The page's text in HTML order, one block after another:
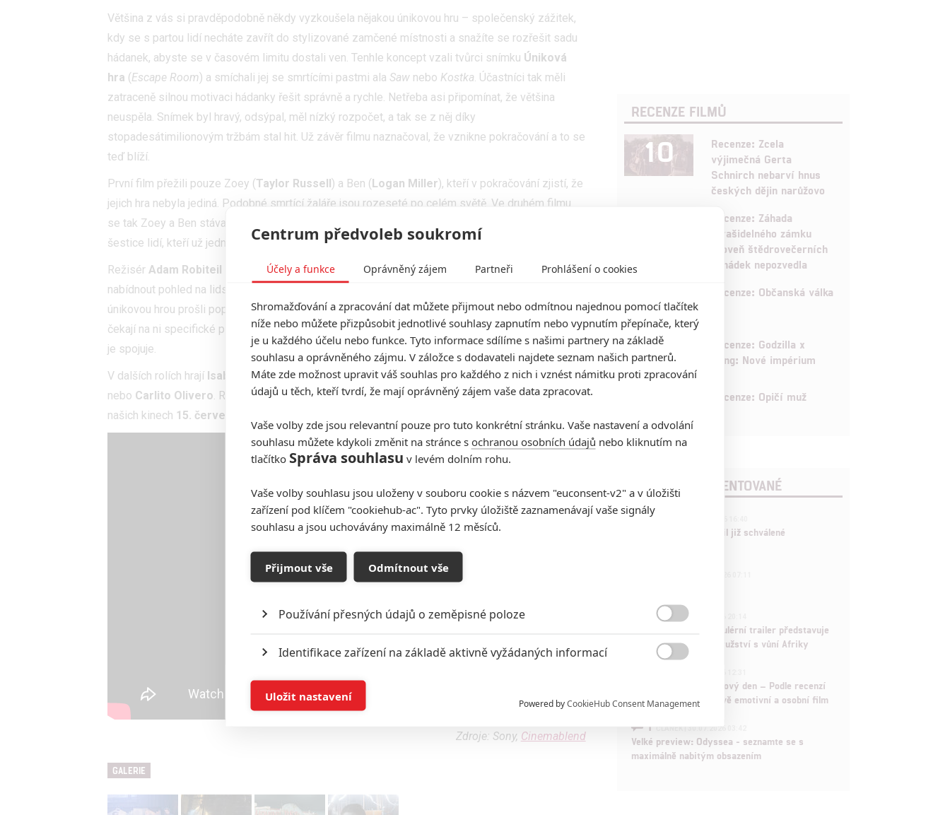
Většina z vás si pravděpodobně někdy vyzkoušela nějakou únikovou hru – společenský zážitek,
kdy se s partou lidí necháte zavřít do stylizované zamčené místnosti a snažíte se rozřešit sadu
hádanek, abyste se v časovém limitu dostali ven. Tenhle koncept vzali tvůrci snímku Úniková
hra (Escape Room) a smíchali jej se smrtícími pastmi ala Saw nebo Kostka. Účastníci tak měli
zatraceně silnou motivaci hádanky řešit správně a rychle. Netřeba asi připomínat, že většina
neuspěla. Snímek byl hravý, odsýpal, měl nízký rozpočet, a tak se z něj díky
stopadesátimilionovým tržbám stal hit. Už závěr filmu naznačoval, že vznikne pokračování a to se
teď blíží.
První film přežili pouze Zoey (Taylor Russell ) a Ben ( Logan Miller), kteří v pokračování zjistí, že
jejich hra nebyla jediná. Podobné smrtící žaláře jsou rozeseté po celém světě. Ve druhém filmu
se tak Zoey a Ben stávají účastníky „
šestice lidí, kteří už jednu zabijáckou únikovou hru přežili.
Režisér Adam Robiteil se v rozhovoru proCinemaBlendrozpovídal o tom, že se snímek snaží
nabídnout pohled na lidské trauma a ukáže nám, co se jednotliví hráči o sobě naučili, když si
únikovou hrou prošli poprvé. Každá z postav má nějaké rány na duši, každá je něčím jedinečná a
čekají na ni specifické překážky. Postupně se dozvíme, jaké si protagonisté nesou tajemství a co
je spojuje.
V dalších rolích hrají Isabelle Fuhrman ,Indya Moore,Holland Roden,Thomas Cocquerel
nebo Carlito Olivero. Režíroval opětAdam Robitel( Insidious: Poslední klíč). Snímek uvidíme v
našich kinech 15. července
Zdroje: Sony, Cinemablend
GALERIE
RECENZE FILMŮ
10
Recenze: Zcela
výjimečná Gerta
Schnirch nebarví hnus
českých dějin narůžovo
Recenze: Záhada
strašidelného zámku
úroveň štědrovečerních
pohádek nepozvedla
8 Recenze: Občanská válka
6
Recenze: Godzilla x
Kong: Nové impérium
Recenze: Opičí muž
POSLEDNÍ KOMENTOVANÉ
3
Marvel nečekaně zrušil již schválené
ČLÁNEK | 30.07.2026 20:14
Děti krve a kostí: Regulérní trailer představuje
akční fantasy dobrodružství s vůní Afriky
Spider-Man: Zbrusu nový den – Podle recenzí
máme čekat překvapivě emotivní a osobní film
1 ČLÁNEK | 30.07.2026 03:42
Velké preview: Odyssea - seznamte se s
maximálně nabitým obsazením
Centrum předvoleb soukromí
Účely a funkce Oprávněný zájem Partneři Prohlášení o cookies
Shromažďování a zpracování dat můžete přijmout nebo odmítnou najednou pomocí tlačítek
níže nebo můžete přizpůsobit jednotlivé souhlasy zapnutím nebo vypnutím přepínače, který
je u každého účelu nebo funkce. Tyto informace sdílíme s našimi partnery na základě
souhlasu a oprávněného zájmu. V záložce s dodavateli najdete seznam našich partnerů.
Máte zde možnost upravit váš souhlas pro každého z nich i vznést námitku proti zpracování
údajů u těch, kteří tvrdí, že mají oprávněný zájem vaše data zpracovat.
Vaše volby zde jsou relevantní pouze pro tuto konkrétní stránku. Vaše nastavení a odvolání
souhlasu můžete kdykoli změnit na stránce s ochranou osobních údajů nebo kliknutím na
tlačítko Správa souhlasu v levém dolním rohu.
Vaše volby souhlasu jsou uloženy v souboru cookie s názvem "euconsent-v2" a v úložišti
zařízení pod klíčem "cookiehub-ac". Tyto prvky úložiště zaznamenávají vaše signály
souhlasu a jsou uchovávány maximálně 12 měsíců.
Přijmout vše Odmítnout vše
Používání přesných údajů o zeměpisné poloze
Identifikace zařízení na základě aktivně vyžádaných informací
Ukládání a/nebo přístup k informacím v zařízení

Reklama založená na omezených údajích a měření reklamy

Powered byCookieHub Consent Management
Uložit nastavení